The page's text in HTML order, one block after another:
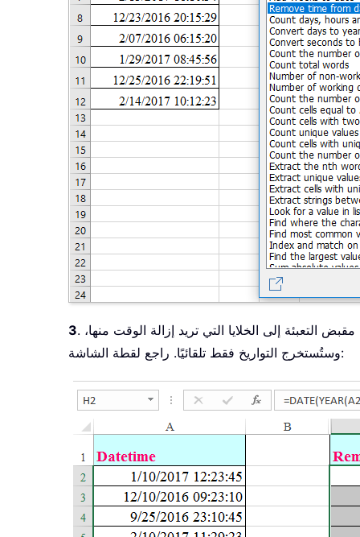
3 التعبئة إلى الخلايا التي تريد إزالة الوقت منها،
وستُستخرج التواريخ فقط تلقائيًا. راجع لقطة الشاشة: